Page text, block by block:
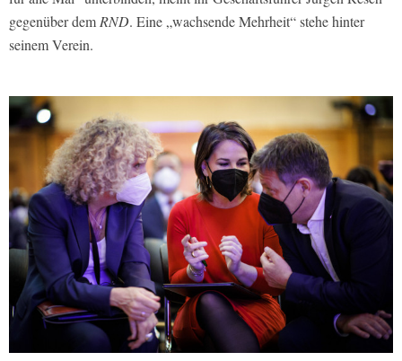
gegenüber demRND. Eine „wachsende Mehrheit“ stehe hinter
seinem Verein.